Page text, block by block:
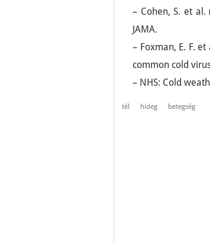
– Cohen, S. et
JAMA.
– Foxman, E. F.
common cold
– NHS: Cold
tél hideg betegség